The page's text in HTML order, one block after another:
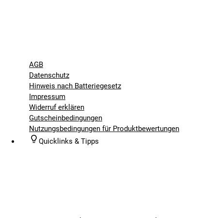
AGB
Datenschutz
Hinweis nach Batteriegesetz
Impressum
Widerruf erklären
Gutscheinbedingungen
Nutzungsbedingungen für Produktbewertungen
Quicklinks & Tipps